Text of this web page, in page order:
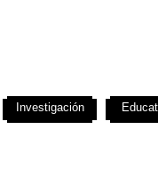
Investigación